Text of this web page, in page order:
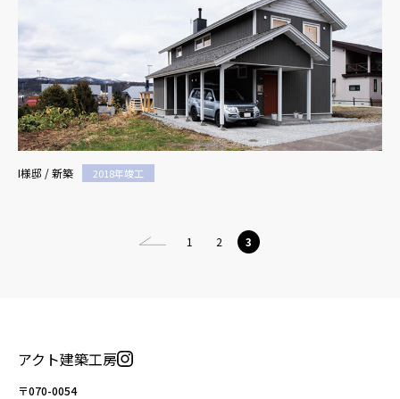
I様邸 / 新築 2018年竣工
1 2 3
アクト建築工房
〒070-0054